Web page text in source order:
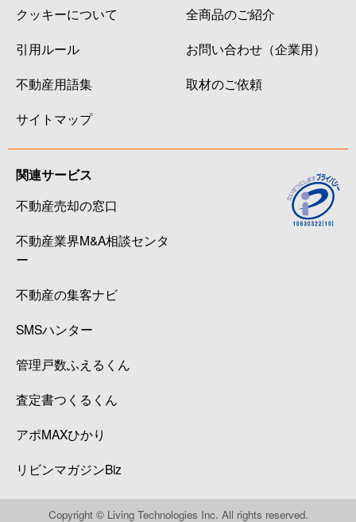
クッキーについて
引用ルール
不動産用語集
サイトマップ
全商品のご紹介
お問い合わせ（企業用）
取材のご依頼
関連サービス
不動産売却の窓口
不動産業界M&A相談センタ
ー
不動産の集客ナビ
SMSハンター
管理戸数ふえるくん
査定書つくるくん
アポMAXひかり
リビンマガジンBiz
Copyright © Living Technologies Inc. All rights reserved.